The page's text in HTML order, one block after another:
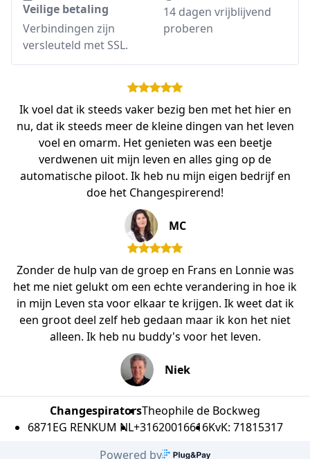
Veilige betaling
Verbindingen zijn
versleuteld met SSL.
14 dagen vrijblijvend
proberen
Ik voel dat ik steeds vaker bezig ben met het hier en
nu, dat ik steeds meer de kleine dingen van het leven
voel en omarm. Het genieten was een beetje
verdwenen uit mijn leven en alles ging op de
automatische piloot. Ik heb nu mijn eigen bedrijf en
doe het Changespirerend!
MC
Zonder de hulp van de groep en Frans en Lonnie was
het me niet gelukt om een echte verandering in hoe ik
in mijn Leven sta voor elkaar te krijgen. Ik weet dat ik
een groot deel zelf heb gedaan maar ik kon het niet
alleen. Ik heb nu buddy's voor het leven.
Niek
ChangespiratorsTheophile de Bockweg
6871EG RENKUM NL+31620016616KvK: 71815317
Powered by